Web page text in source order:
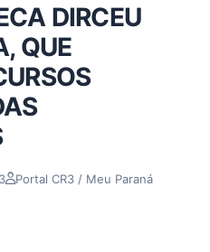
DIRCEU
QUE
Portal CR3 / Meu Paraná